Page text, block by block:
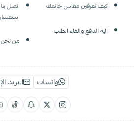
كيف تعرفين مقاس خاتمك
الية الدفع والغاء الطلب
اتصل
من
واتساب البريد